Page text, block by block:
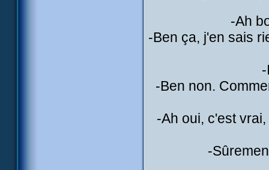
-Ah
-Ben ça, j'en sais
-Ben non.
-Ah oui, c'est
-